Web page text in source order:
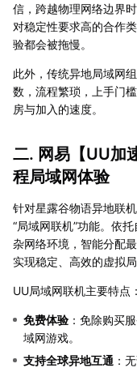
信，跨越物理网络边界
对稳定性要求高的合作
验都会被拖慢。
此外，传统异地局域网
数，流程繁琐，上手门
房与加入的速度。
二. 网易【UU加
程局域网体验
针对星露谷物语异地联
“局域网联机”功能。依
杂网络环境，智能分配
实现稳定、高效的虚拟局
UU局域网联机主要特点：
免费体验 ：免除购买
域网游戏。
支持全球异地互通 ：